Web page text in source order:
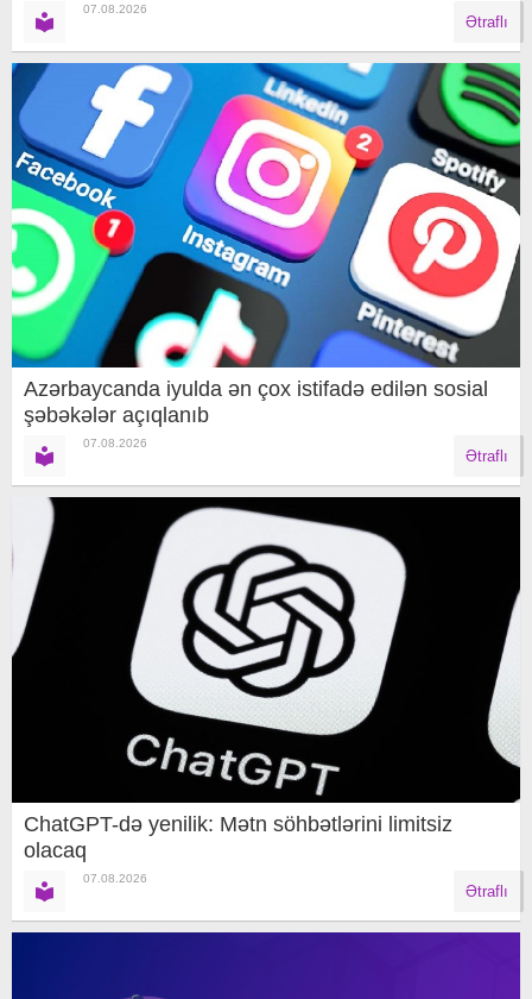
07.08.2026
Ətraflı
Azərbaycanda iyulda ən çox istifadə edilən sosial
şəbəkələr açıqlanıb
07.08.2026
Ətraflı
ChatGPT-də yenilik: Mətn söhbətlərini limitsiz
olacaq
07.08.2026
Ətraflı